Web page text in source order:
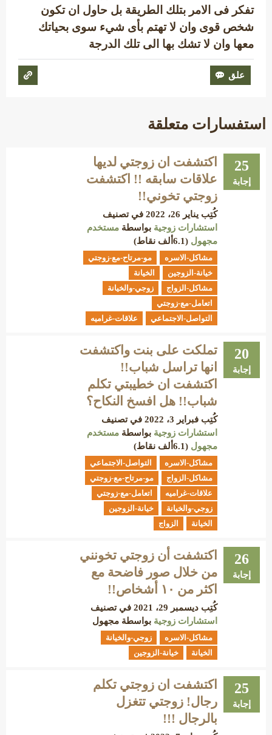
تفكر فى الامر بتلك الطريقة بل حاول ان تكون
شخص قوى وان لا تهتم بأى شيء سوى بحياتك
معها وان لا تشك بها الى تلك الدرجة
استفسارات متعلقة
25
إجابة
اكتشفت ان زوجتي لديها
علاقات سابقه !! اكتشفت
زوجتي تخوني!!
كُتِب يناير 26، 2022
في تصنيف
استشارات زوجية بواسطة مستخدم
مجهول (6.1ألف نقاط)
مشاكل-الاسره
مو-مرتاح-مع-زوجتي
خيانة-الزوجين
الخيانة
مشاكل-الزواج
زوجي-والخيانة
اتعامل-مع-زوجتي
التواصل-الاجتماعي
علاقات-غراميه
20
إجابة
تملكت على بنت واكتشفت
انها تراسل شباب!!
اكتشفت ان خطيبتي تكلم
شباب!! هل افسخ النكاح؟
كُتِب فبراير 3، 2022
في تصنيف
استشارات زوجية بواسطة مستخدم
مجهول (6.1ألف نقاط)
مشاكل-الاسره
التواصل-الاجتماعي
مشاكل-الزواج
مو-مرتاح-مع-زوجتي
علاقات-غراميه
اتعامل-مع-زوجتي
زوجي-والخيانة
خيانة-الزوجين
الخيانة
الزواج
26
إجابة
اكتشفت أن زوجتي تخونني
من خلال صور فاضحة مع
اكثر من ١٠ أشخاص!!
كُتِب ديسمبر 29، 2021
في تصنيف
استشارات زوجية بواسطة مجهول
مشاكل-الاسره
زوجي-والخيانة
الخيانة
خيانة-الزوجين
25
إجابة
اكتشفت ان زوجتي تكلم
رجال! زوجتي تتغزل
بالرجال !!!